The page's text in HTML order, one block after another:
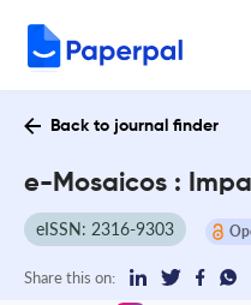
Back to journal finder
e-Mosaicos :
eISSN: 2316-9303
Share this on: